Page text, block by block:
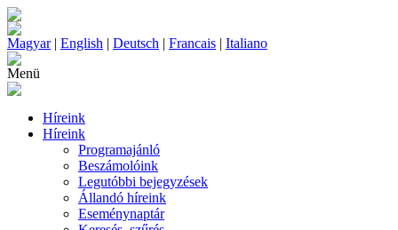
Magyar| English | Deutsch | Francais | Italiano
Menü
Híreink
Híreink
Programajánló
Beszámolóink
Legutóbbi bejegyzések
Állandó híreink
Eseménynaptár